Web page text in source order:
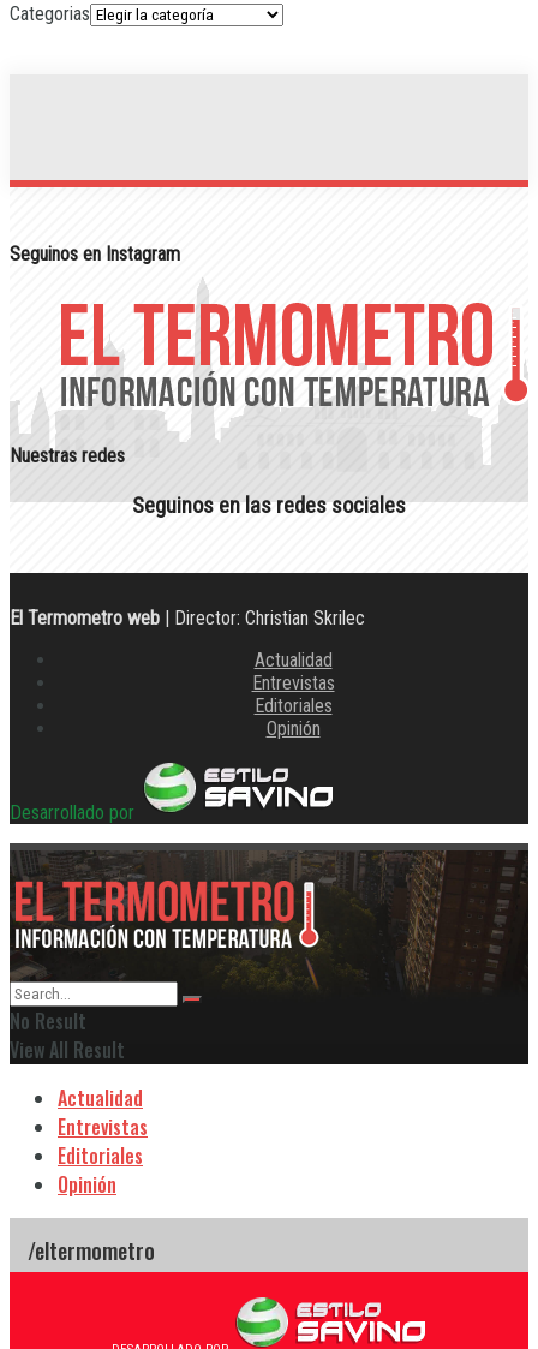
Categorias
Seguinos en Instagram
Nuestras redes
Seguinos en las redes sociales
El Termometro web | Director: Christian Skrilec
Actualidad
Entrevistas
Editoriales
Opinión
Desarrollado por
No Result
View All Result
Actualidad
Entrevistas
Editoriales
Opinión